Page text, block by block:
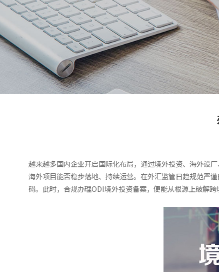
越来越多国内企业开启国际化布局，通过境外投资、海外设
海外项目能否稳步落地、持续运营。在外汇监管日趋规范严
碍。此时，合规办理ODI境外投资备案，便能从根源上破解